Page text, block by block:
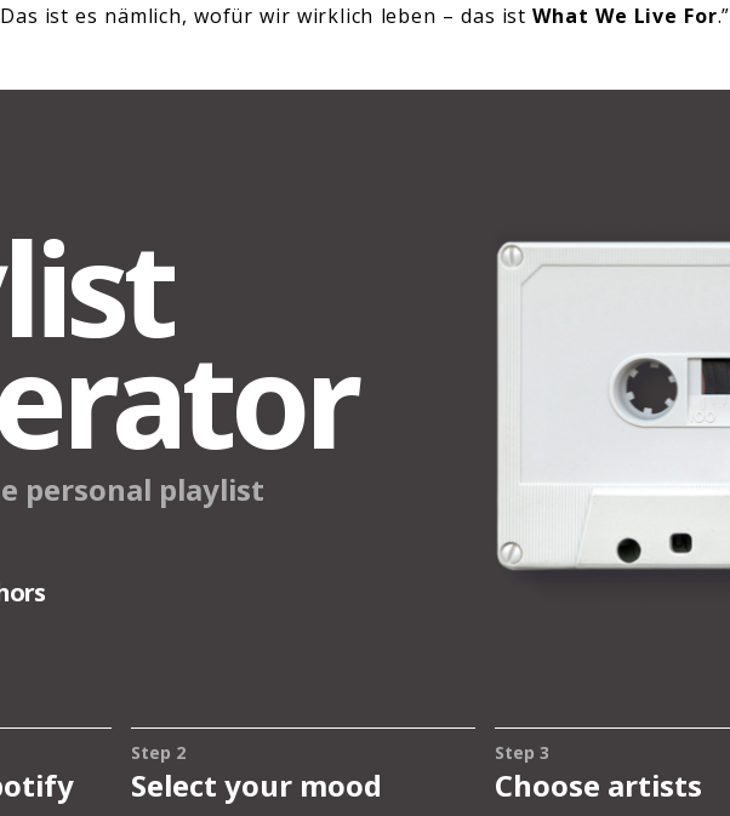
Das ist es nämlich, wofür wir wirklich leben – das istWhat We Live For.”